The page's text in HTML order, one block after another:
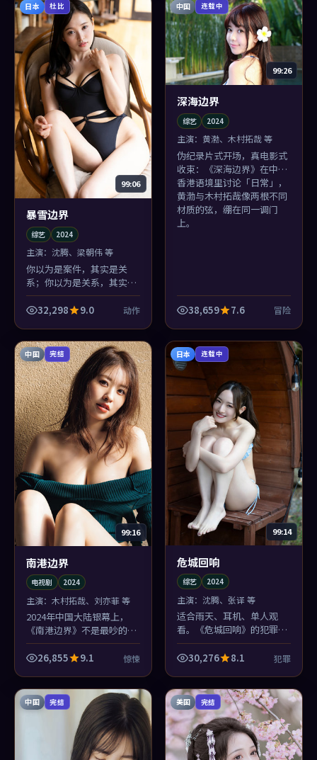
日本 杜比
99:06
暴雪边界
综艺 2024
主演： 沈腾、梁朝伟 等
你以为是案件，其实是关
系；你以为是关系，其实是
时代。《暴雪边界》层层剥
洋葱，林超贤剥到最后，辣
32,298 9.0 动作
中国 连载中
99:26
深海边界
综艺 2024
主演：黄渤、木村拓哉 等
伪纪录片式开场，真电影式
收束：《深海边界》在中国
香港语境里讨论「日常」，
黄渤与木村拓哉像两根不同
材质的弦，绷在同一调门
上。
38,659 7.6 冒险
中国 完结
99:16
南港边界
电视剧 2024
主演： 木村拓哉、刘亦菲 等
2024年中国大陆银幕上，
《南港边界》不是最吵的那
部，却可能是你睡前还会想
起画面的那部：滨海小城的
26,855 9.1 惊悚
日本 连载中
99:14
危城回响
综艺 2024
主演：沈腾、张译 等
适合雨天、耳机、单人观
看。《危城回响》的犯罪不
是来安慰你的，是来陪你把
「谎言」三个字坐实的。
30,276 8.1 犯罪
中国 完结 美国 完结